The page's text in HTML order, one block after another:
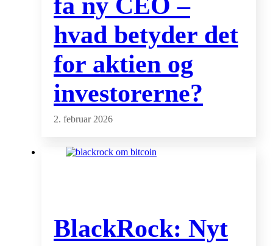
hvad betyder det
for aktien og
investorerne?
2. februar 2026
BlackRock: Nyt